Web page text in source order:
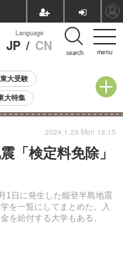
menu
Language
JP / CN search
東大受験
大特集
小学校受験
人気記事
向け）
「検定料免除」
1日に発生した能登半島地震
を一覧にしてまとめた。入
を給付する大学もある。
2024.1.29 Mon 18:15